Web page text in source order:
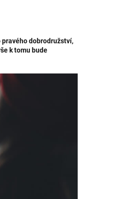
pravého dobrodružství,
k tomu bude